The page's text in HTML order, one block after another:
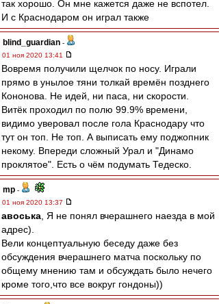
так хорошо. Он мне кажется даже не вспотел.
И с Краснодаром он играл также
blind_guardian -
01 ноя 2020 13:41
Вовремя получили щелчок по носу. Играли
прямо в унылое тяни толкай времён позднего
Кононова. Не идей, ни паса, ни скорости.
Витёк проходил по полю 99.9% времени,
видимо уверовал после гола Краснодару что
тут он топ. Не топ. А выписать ему поджопник
некому. Впереди сложный Урал и "Динамо
проклятое". Есть о чём подумать Тедеско.
mp -
01 ноя 2020 13:37
авоська , Я не понял вчерашнего наезда в мой
адрес).
Вели концептуальную беседу даже без
обсуждения вчерашнего матча поскольку по
общему мнению там и обсуждать было нечего
кроме того,что все вокруг гондоны))